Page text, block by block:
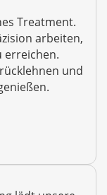
Treatment.
arbeiten,
erreichen.
und